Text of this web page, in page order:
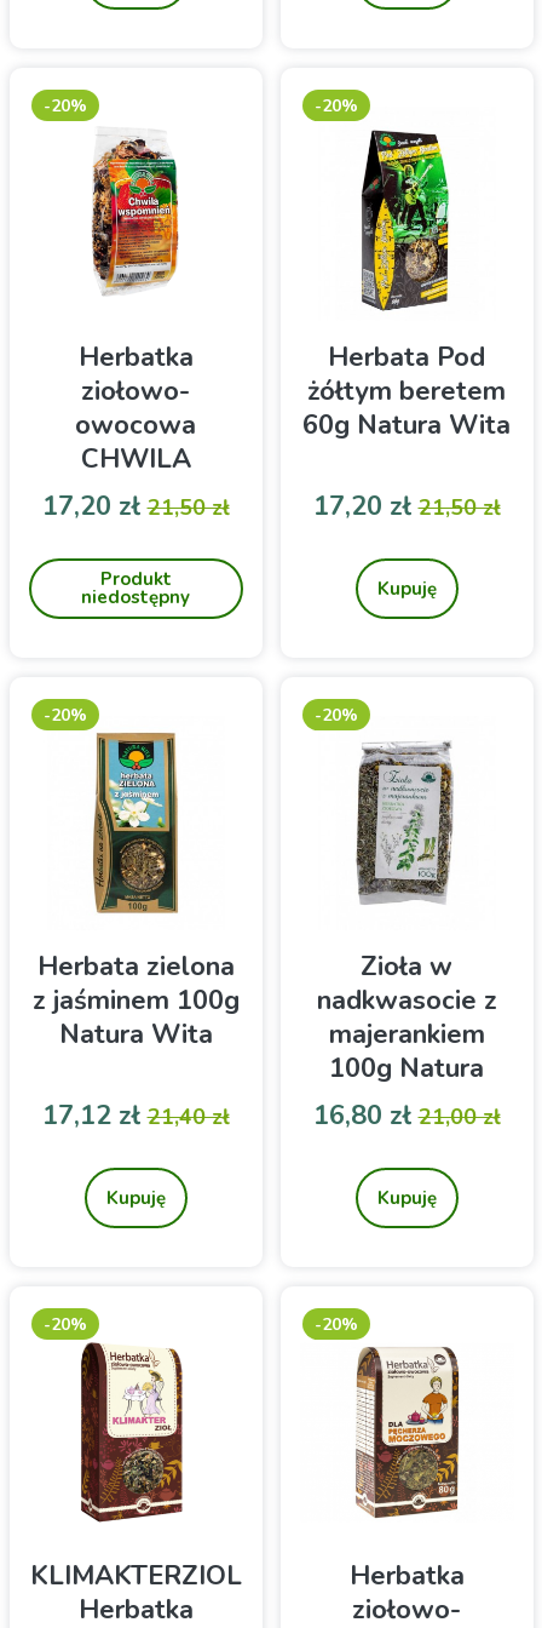
Herbatka
ziołowo-
owocowa
CHWILA
WSPOMNIEŃ
100g Natura
Wita
do zaparzania
Cena
17,20 złCena podstawowa
21,50 zł
Produkt
niedostępny
-20%
Herbata Pod
żółtym beretem
60g Natura Wita
owocowa
Cena
17,20 złCena
21,50 zł
Kupuję
-20%
Herbata zielona
z jaśminem 100g
Natura Wita
owocowa
Cena
17,12 złCena podstawowa
21,40 zł
Kupuję
-20%
Zioła w
nadkwasocie z
majerankiem
100g Natura
Wita
Cena
16,80 złCena
21,00 zł
Kupuję
-20%
KLIMAKTERZIOL
Herbatka
-20%
Herbatka
ziołowo-
-20%